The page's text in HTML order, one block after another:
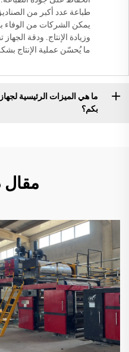
طباعة عدد أكبر من
يمكن الشركات من الوفاء
وزيادة الإنتاج. ودقة
ما يُحسّن عملية الإنتاج
ما هي الميزات الرئيسية
بكم؟
مقال